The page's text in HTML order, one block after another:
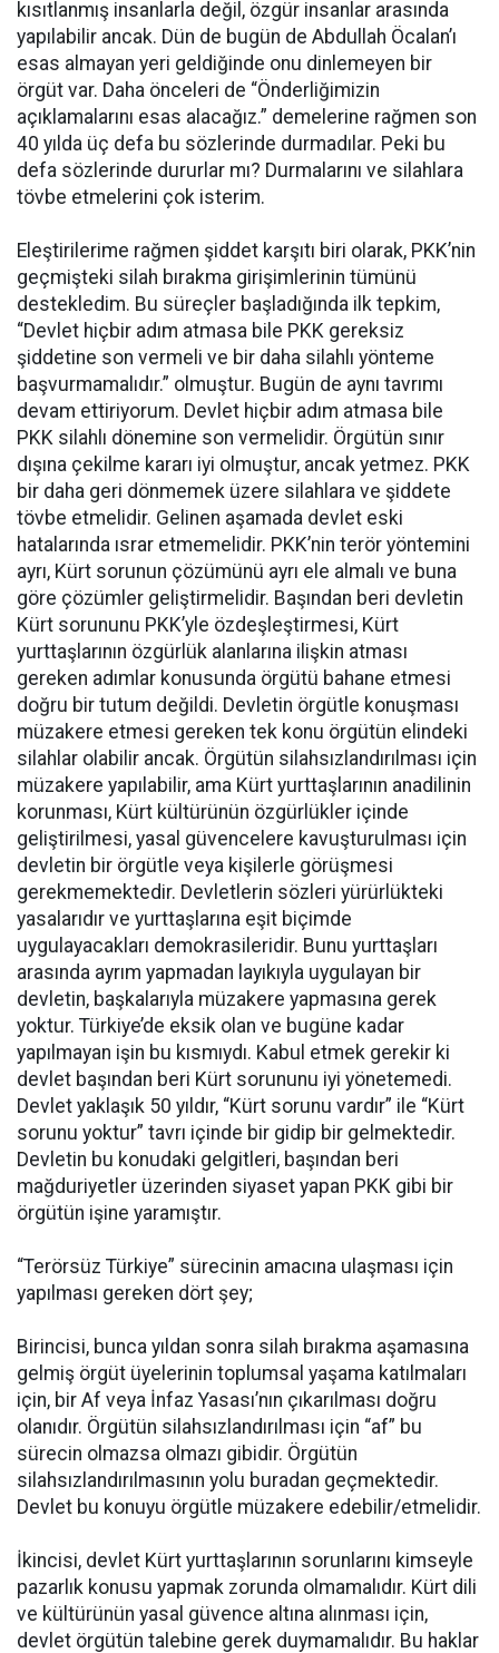
kısıtlanmış insanlarla değil, özgür insanlar arasında
yapılabilir ancak. Dün de bugün de Abdullah Öcalan’ı
esas almayan yeri geldiğinde onu dinlemeyen bir
örgüt var. Daha önceleri de “Önderliğimizin
açıklamalarını esas alacağız.” demelerine rağmen son
40 yılda üç defa bu sözlerinde durmadılar. Peki bu
defa sözlerinde dururlar mı? Durmalarını ve silahlara
tövbe etmelerini çok isterim.
Eleştirilerime rağmen şiddet karşıtı biri olarak, PKK’nin
geçmişteki silah bırakma girişimlerinin tümünü
destekledim. Bu süreçler başladığında ilk tepkim,
“Devlet hiçbir adım atmasa bile PKK gereksiz
şiddetine son vermeli ve bir daha silahlı yönteme
başvurmamalıdır.” olmuştur. Bugün de aynı tavrımı
devam ettiriyorum. Devlet hiçbir adım atmasa bile
PKK silahlı dönemine son vermelidir. Örgütün sınır
dışına çekilme kararı iyi olmuştur, ancak yetmez. PKK
bir daha geri dönmemek üzere silahlara ve şiddete
tövbe etmelidir. Gelinen aşamada devlet eski
hatalarında ısrar etmemelidir. PKK’nin terör yöntemini
ayrı, Kürt sorunun çözümünü ayrı ele almalı ve buna
göre çözümler geliştirmelidir. Başından beri devletin
Kürt sorununu PKK’yle özdeşleştirmesi, Kürt
yurttaşlarının özgürlük alanlarına ilişkin atması
gereken adımlar konusunda örgütü bahane etmesi
doğru bir tutum değildi. Devletin örgütle konuşması
müzakere etmesi gereken tek konu örgütün elindeki
silahlar olabilir ancak. Örgütün silahsızlandırılması için
müzakere yapılabilir, ama Kürt yurttaşlarının anadilinin
korunması, Kürt kültürünün özgürlükler içinde
geliştirilmesi, yasal güvencelere kavuşturulması için
devletin bir örgütle veya kişilerle görüşmesi
gerekmemektedir. Devletlerin sözleri yürürlükteki
yasalarıdır ve yurttaşlarına eşit biçimde
uygulayacakları demokrasileridir. Bunu yurttaşları
arasında ayrım yapmadan layıkıyla uygulayan bir
devletin, başkalarıyla müzakere yapmasına gerek
yoktur. Türkiye’de eksik olan ve bugüne kadar
yapılmayan işin bu kısmıydı. Kabul etmek gerekir ki
devlet başından beri Kürt sorununu iyi yönetemedi.
Devlet yaklaşık 50 yıldır, “Kürt sorunu vardır” ile “Kürt
sorunu yoktur” tavrı içinde bir gidip bir gelmektedir.
Devletin bu konudaki gelgitleri, başından beri
mağduriyetler üzerinden siyaset yapan PKK gibi bir
örgütün işine yaramıştır.
“Terörsüz Türkiye” sürecinin amacına ulaşması için
yapılması gereken dört şey;
Birincisi, bunca yıldan sonra silah bırakma aşamasına
gelmiş örgüt üyelerinin toplumsal yaşama katılmaları
için, bir Af veya İnfaz Yasası’nın çıkarılması doğru
olanıdır. Örgütün silahsızlandırılması için “af” bu
sürecin olmazsa olmazı gibidir. Örgütün
silahsızlandırılmasının yolu buradan geçmektedir.
Devlet bu konuyu örgütle müzakere edebilir/etmelidir.
İkincisi, devlet Kürt yurttaşlarının sorunlarını kimseyle
pazarlık konusu yapmak zorunda olmamalıdır. Kürt dili
ve kültürünün yasal güvence altına alınması için,
devlet örgütün talebine gerek duymamalıdır. Bu haklar